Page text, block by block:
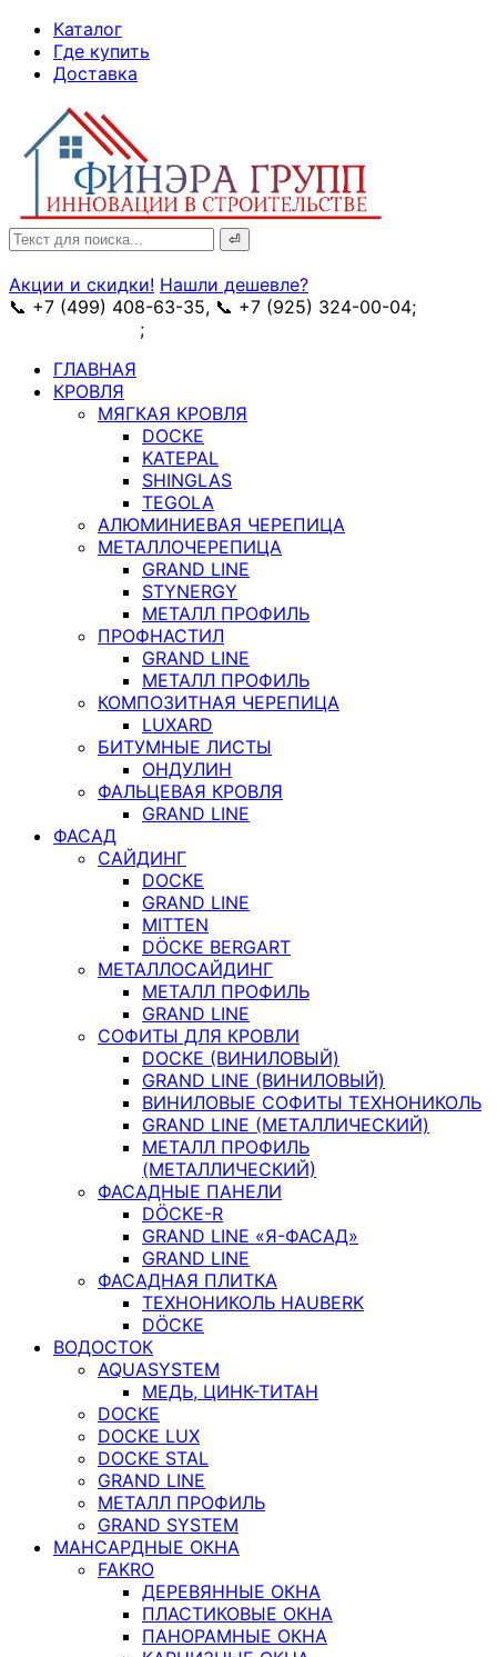
Skip
Content
Каталог
Где купить
Доставка
Search
for:
Акции и скидки! Нашли дешевле?
📞 +7 (499) 408-63-35, 📞 +7 (925) 324-00-04;
;
ГЛАВНАЯ
КРОВЛЯ
МЯГКАЯ КРОВЛЯ
DOCKE
KATEPAL
SHINGLAS
TEGOLA
АЛЮМИНИЕВАЯ ЧЕРЕПИЦА
МЕТАЛЛОЧЕРЕПИЦА
GRAND LINE
STYNERGY
МЕТАЛЛ ПРОФИЛЬ
ПРОФНАСТИЛ
GRAND LINE
МЕТАЛЛ ПРОФИЛЬ
КОМПОЗИТНАЯ ЧЕРЕПИЦА
LUXARD
БИТУМНЫЕ ЛИСТЫ
ОНДУЛИН
ФАЛЬЦЕВАЯ КРОВЛЯ
GRAND LINE
ФАСАД
САЙДИНГ
DOCKE
GRAND LINE
MITTEN
DÖCKE BERGART
МЕТАЛЛОСАЙДИНГ
МЕТАЛЛ ПРОФИЛЬ
GRAND LINE
СОФИТЫ ДЛЯ КРОВЛИ
DOCKE (ВИНИЛОВЫЙ)
GRAND LINE (ВИНИЛОВЫЙ)
ВИНИЛОВЫЕ СОФИТЫ ТЕХНОНИКОЛЬ
GRAND LINE (МЕТАЛЛИЧЕСКИЙ)
МЕТАЛЛ ПРОФИЛЬ
(МЕТАЛЛИЧЕСКИЙ)
ФАСАДНЫЕ ПАНЕЛИ
DÖCKE-R
GRAND LINE «Я-ФАСАД»
GRAND LINE
ФАСАДНАЯ ПЛИТКА
ТЕХНОНИКОЛЬ HAUBERK
DÖCKE
ВОДОСТОК
AQUASYSTEM
МЕДЬ, ЦИНК-ТИТАН
DOCKE
DOCKE LUX
DOCKE STAL
GRAND LINE
МЕТАЛЛ ПРОФИЛЬ
GRAND SYSTEM
МАНСАРДНЫЕ ОКНА
FAKRO
ДЕРЕВЯННЫЕ ОКНА
ПЛАСТИКОВЫЕ ОКНА
ПАНОРАМНЫЕ ОКНА